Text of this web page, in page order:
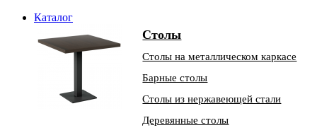
Каталог
Столы
Столы на металлическом каркасе
Барные столы
Столы из нержавеющей стали
Деревянные столы